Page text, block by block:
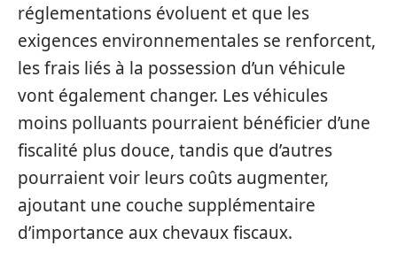
réglementations évoluent et que les
exigences environnementales se renforcent,
les frais liés à la possession d’un véhicule
vont également changer. Les véhicules
moins polluants pourraient bénéficier d’une
fiscalité plus douce, tandis que d’autres
pourraient voir leurs coûts augmenter,
ajoutant une couche supplémentaire
d’importance aux chevaux fiscaux.